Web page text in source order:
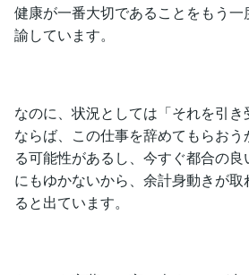
健康が一番大切であることをもう一
諭しています。
なのに、状況としては「それを引き
ならば、この仕事を辞めてもらお
る可能性があるし、今すぐ都合の
にもゆかないから、余計身動きが
ると出ています。